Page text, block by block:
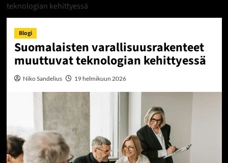
teknologian kehittyessä
Blogi
Suomalaisten varallisuusrakenteet
muuttuvat teknologian kehittyessä
Niko Sandelius 19 helmikuun 2026